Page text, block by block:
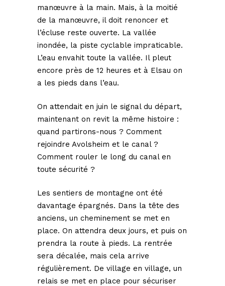
manœuvre à la main. Mais, à la moitié
de la manœuvre, il doit renoncer et
l’écluse reste ouverte. La vallée
inondée, la piste cyclable impraticable.
L’eau envahit toute la vallée. Il pleut
encore près de 12 heures et à Elsau on
a les pieds dans l’eau.
On attendait en juin le signal du départ,
maintenant on revit la même histoire :
quand partirons-nous ? Comment
rejoindre Avolsheim et le canal ?
Comment rouler le long du canal en
toute sécurité ?
Les sentiers de montagne ont été
davantage épargnés. Dans la tête des
anciens, un cheminement se met en
place. On attendra deux jours, et puis on
prendra la route à pieds. La rentrée
sera décalée, mais cela arrive
régulièrement. De village en village, un
relais se met en place pour sécuriser